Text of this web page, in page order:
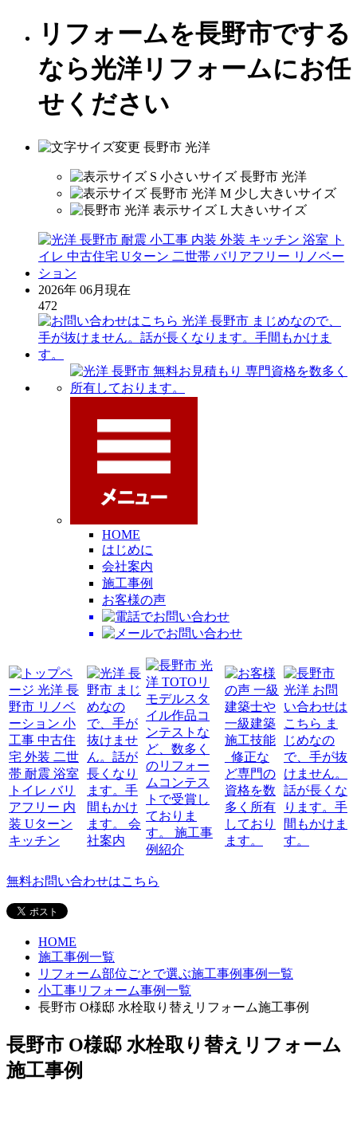
リフォームを長野市でする
なら光洋リフォームにお任
せください
2026年 06月現在
472
HOME
はじめに
会社案内
施工事例
お客様の声
無料お問い合わせはこちら
HOME
施工事例一覧
リフォーム部位ごとで選ぶ施工事例事例一覧
小工事リフォーム事例一覧
長野市 O様邸 水栓取り替えリフォーム施工事例
長野市 O様邸 水栓取り替えリフォーム
施工事例